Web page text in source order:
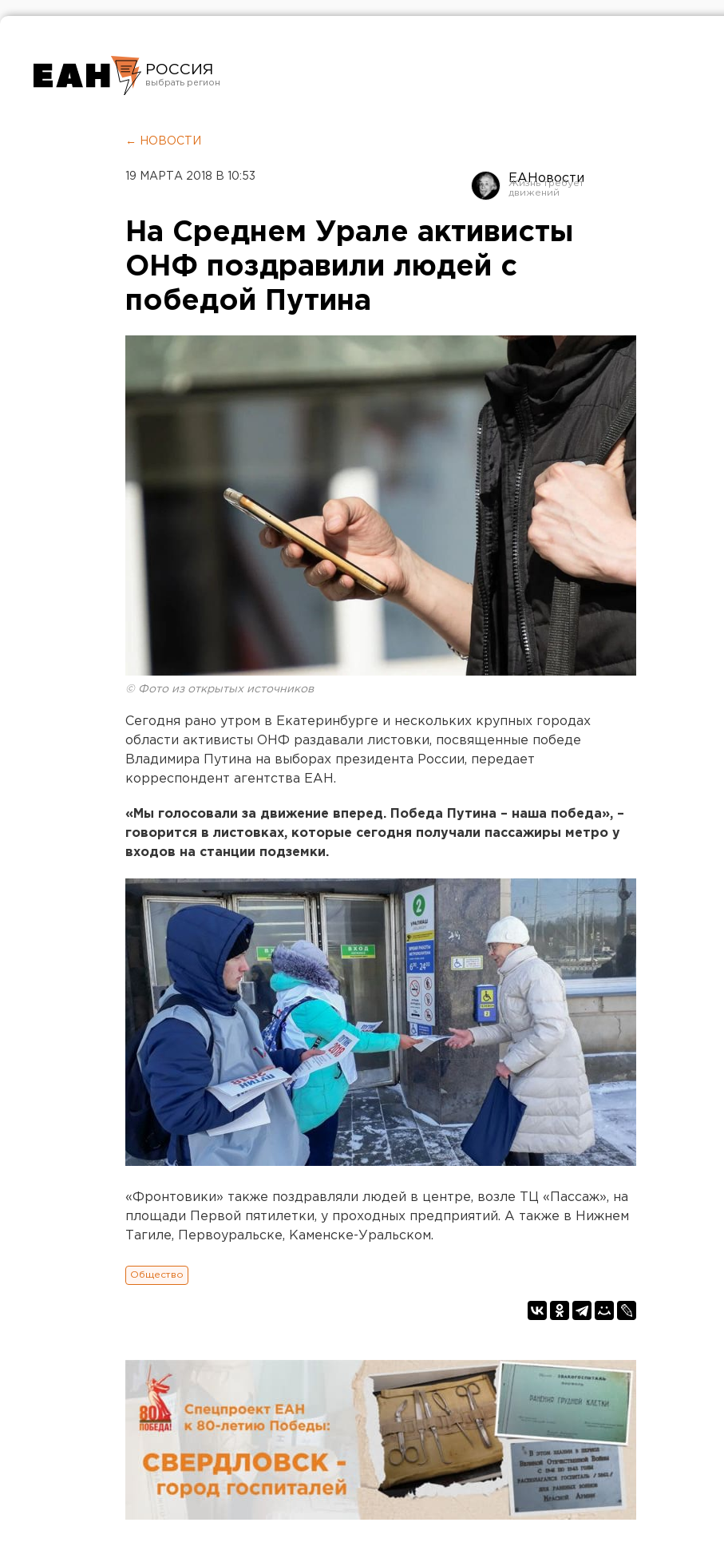
РОССИЯ
Челябинск
← НОВОСТИ
19 МАРТА 2018 В 10:53 ЕАНовости
На Среднем Урале активисты
ОНФ поздравили людей с
победой Путина
© Фото из открытых источников
Сегодня рано утром в Екатеринбурге и нескольких крупных городах
области активисты ОНФ раздавали листовки, посвященные победе
Владимира Путина на выборах президента России, передает
корреспондент агентства ЕАН.
«Мы голосовали за движение вперед. Победа Путина – наша победа», –
говорится в листовках, которые сегодня получали пассажиры метро у
входов на станции подземки.
«Фронтовики» также поздравляли людей в центре, возле ТЦ «Пассаж», на
площади Первой пятилетки, у проходных предприятий. А также в Нижнем
Тагиле, Первоуральске, Каменске-Уральском.
Общество